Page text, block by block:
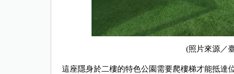
(照片來源／
這座隱身於二樓的特色公園需要爬樓梯才能抵達